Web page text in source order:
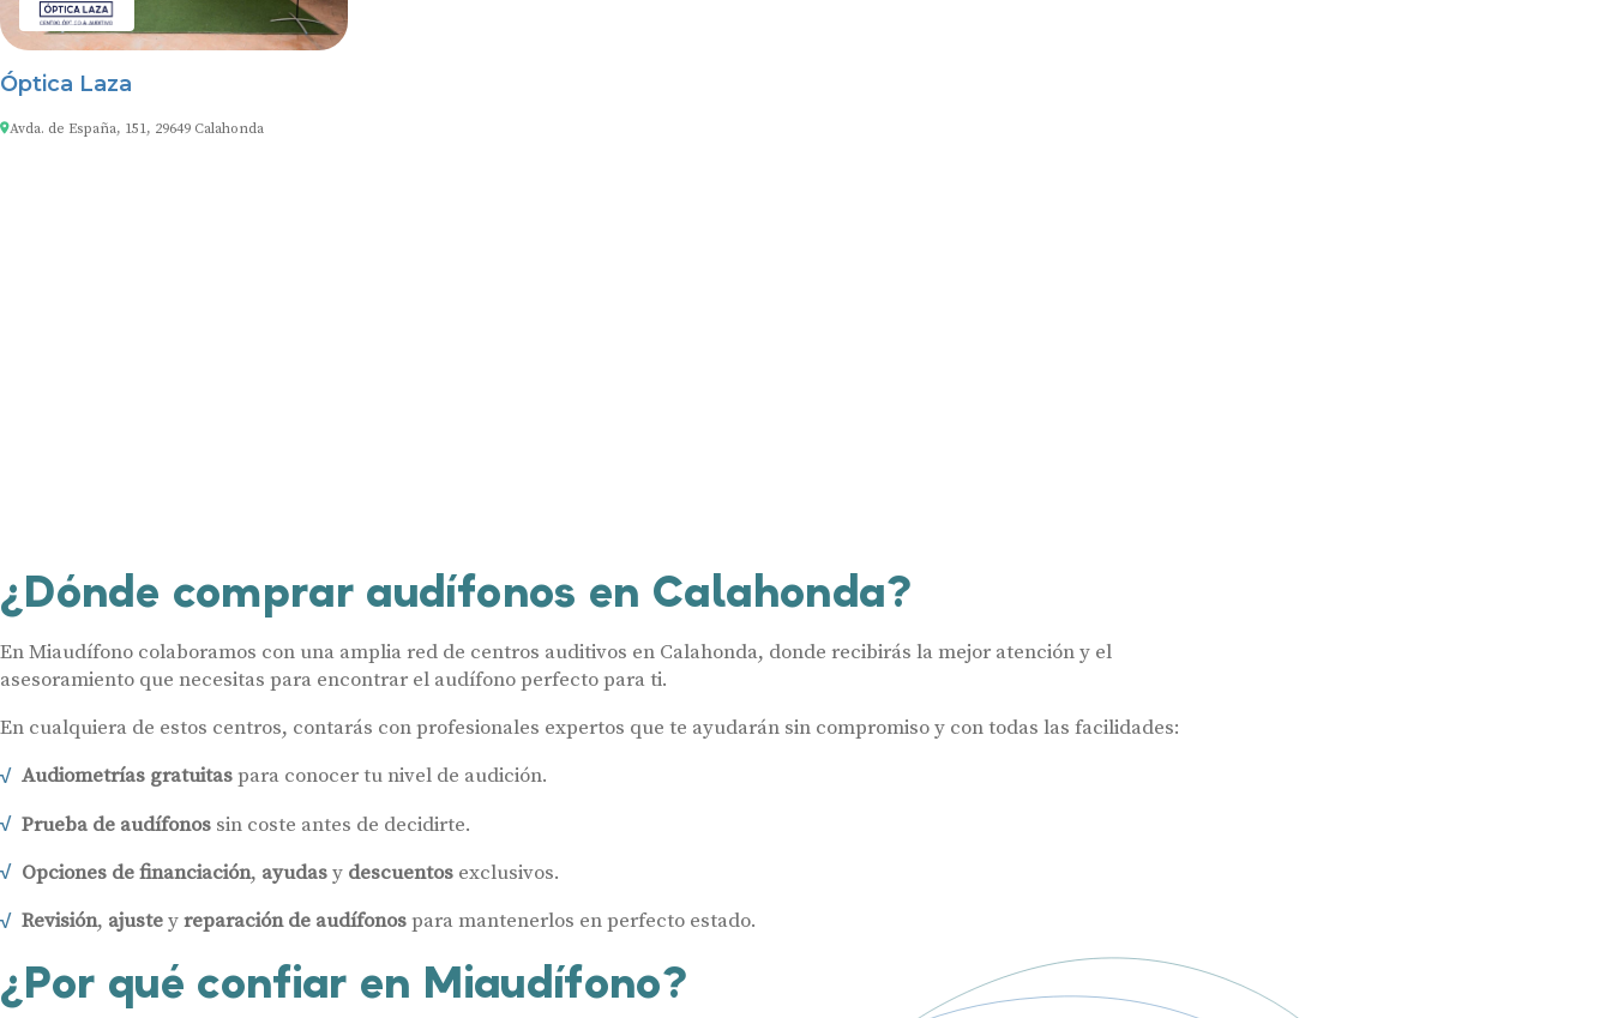
Óptica Laza
Avda. de España, 151, 29649 Calahonda
¿Dónde comprar audífonos en Calahonda?
En Miaudífono colaboramos con una amplia red de centros auditivos en Calahonda, donde recibirás la mejor atención y el
asesoramiento que necesitas para encontrar el audífono perfecto para ti.
En cualquiera de estos centros, contarás con profesionales expertos que te ayudarán sin compromiso y con todas las facilidades:
Audiometrías gratuitaspara conocer tu nivel de audición.
Prueba de audífonossin coste antes de decidirte.
Opciones de financiación, ayudasy descuentosexclusivos.
Revisión, ajusteyreparación de audífonospara mantenerlos en perfecto estado.
¿Por qué confiar en Miaudífono?